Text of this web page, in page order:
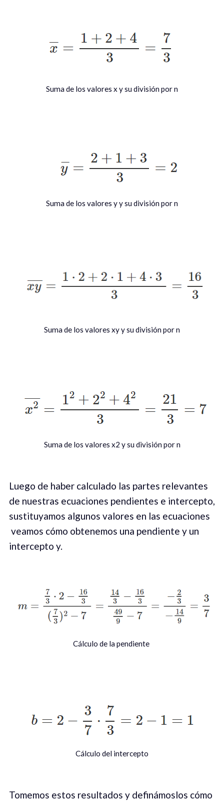
Suma de los valores x y su división por n
Suma de los valores y y su división por n
Suma de los valores xy y su división por n
Suma de los valores x2 y su división por n
Luego de haber calculado las partes relevantes
de nuestras ecuaciones pendientes e intercepto,
sustituyamos algunos valores en las ecuaciones
veamos cómo obtenemos una pendiente y un
intercepto y.
Cálculo de la pendiente
Cálculo del intercepto
Tomemos estos resultados y definámoslos cómo